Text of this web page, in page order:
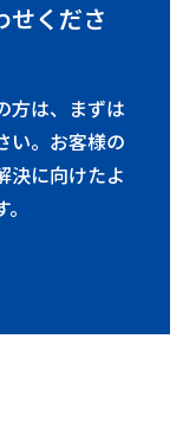
せくださ
方は、まずは
い。お客様の
決に向けたよ